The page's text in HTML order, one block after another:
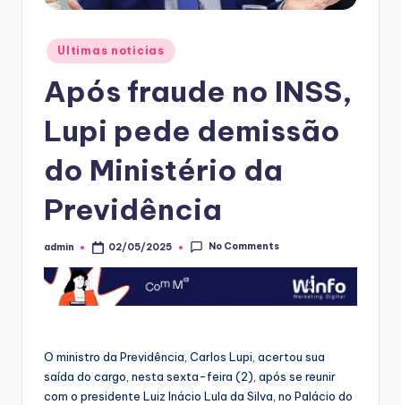
Posted
in
Ultimas noticias
Após fraude no INSS,
Lupi pede demissão
do Ministério da
Previdência
Posted
admin 02/05/2025 No Comments
O ministro da Previdência, Carlos Lupi, acertou sua
saída do cargo, nesta sexta-feira (2), após se reunir
com o presidente Luiz Inácio Lula da Silva, no Palácio do